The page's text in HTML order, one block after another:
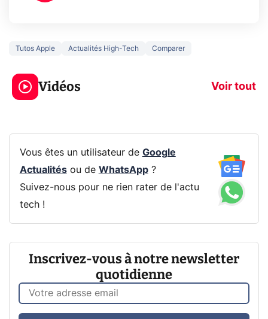
Tutos Apple Actualités High-Tech Comparer
Vidéos Voir tout
5 générations de
jeux dans la
prochaine Xbox !
navigation
Vous êtes un utilisateur de Google
Actualitésou de WhatsApp?
Suivez-nous pour ne rien rater de l'actu
tech !
Inscrivez-vous à notre newsletter
quotidienne